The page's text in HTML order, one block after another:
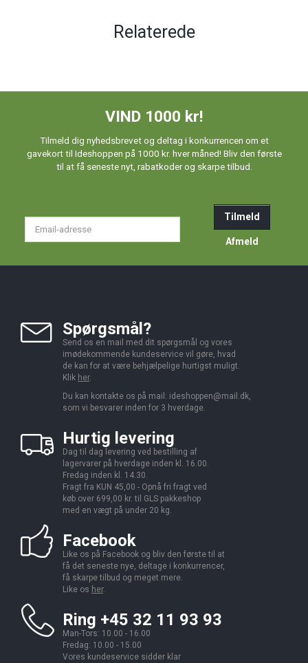
Relaterede
VIND 1000 kr!
Tilmeld dig nyhedsbrevet og deltag i konkurrencen om et
gavekort til Ideshoppen på 1000 kr. hver måned! Bliv den første
til at få seneste nyt, rabatkoder og skarpe tilbud.
Tilmeld
Afmeld
Spørgsmål?
Send os en mail med dit spørgsmål og vores
imødekommende kundeservice vil gøre, hvad
de kan for at være behjælpelige hurtigst muligt.
Klik her.
Du kan kontakte os på mail: ideshoppen@mail.dk,
som vi besvarer inden for 3 hverdage.
Hurtig levering
Dag til dag levering ved bestilling af
lagervarer på hverdage inden kl. 16.00.
Fredag inden kl. 14.30.
Fragt fra KUN 45,00 - Opnå fri fragt ved
køb over 699,00 kr. til GLS pakkeshop
med en vægt på under 20 kg.
Facebook
Like os på Facebook og bliv den første til at
få det seneste nye, deltage i konkurrencer,
få skarpe tilbud og meget mere.
Like os her.
Ring +45 32 11 93 93
Man-Tors: 10.00 - 16.00
Fredag: 10.00 - 15.00
Vores kundeservice sidder klar